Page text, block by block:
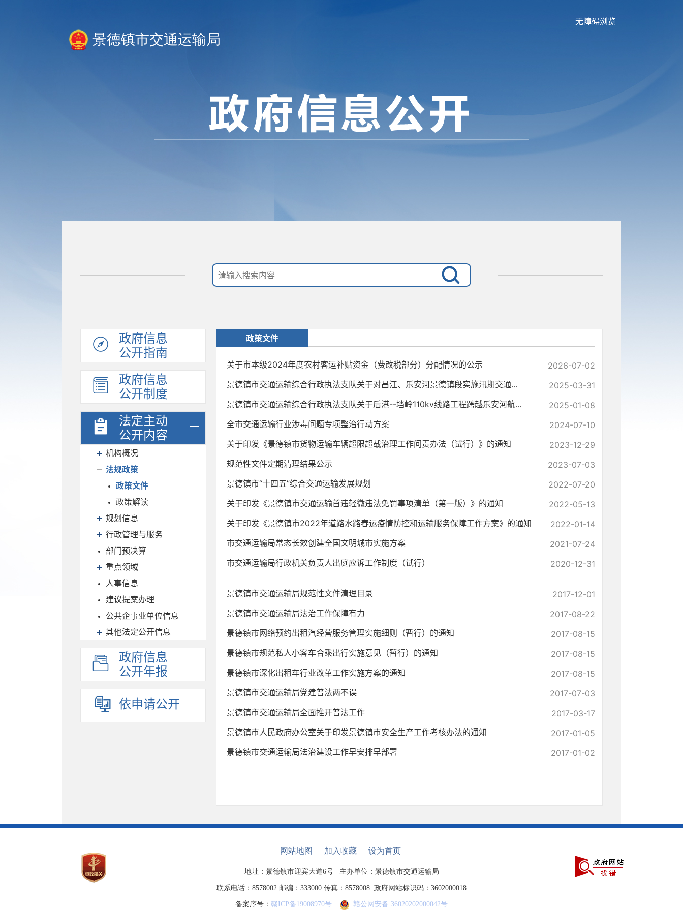
景德镇市交通运输局
无障碍浏览
政府信息
公开指南
政府信息
公开制度
法定主动
公开内容
机构概况
法规政策
政策文件
政策解读
规划信息
行政管理与服务
部门预决算
重点领域
人事信息
建议提案办理
公共企事业单位信息
其他法定公开信息
政府信息
公开年报
依申请公开
政策文件
关于市本级2024年度农村客运补贴资金（费改税部分）分配情况的公示
2026-07-02
景德镇市交通运输综合行政执法支队关于对昌江、乐安河景德镇段实施汛期交通...
2025-03-31
景德镇市交通运输综合行政执法支队关于后港--垱岭110kv线路工程跨越乐安河航...
2025-01-08
全市交通运输行业涉毒问题专项整治行动方案
2024-07-10
关于印发《景德镇市货物运输车辆超限超载治理工作问责办法（试行）》的通知
2023-12-29
规范性文件定期清理结果公示
2023-07-03
景德镇市“十四五”综合交通运输发展规划
2022-07-20
关于印发《景德镇市交通运输首违轻微违法免罚事项清单（第一版）》的通知
2022-05-13
关于印发《景德镇市2022年道路水路春运疫情防控和运输服务保障工作方案》的通知
2022-01-14
市交通运输局常态长效创建全国文明城市实施方案
2021-07-24
市交通运输局行政机关负责人出庭应诉工作制度（试行）
2020-12-31
景德镇市交通运输局规范性文件清理目录
2017-12-01
景德镇市交通运输局法治工作保障有力
2017-08-22
景德镇市网络预约出租汽经营服务管理实施细则（暂行）的通知
2017-08-15
景德镇市规范私人小客车合乘出行实施意见（暂行）的通知
2017-08-15
景德镇市深化出租车行业改革工作实施方案的通知
2017-08-15
景德镇市交通运输局党建普法两不误
2017-07-03
景德镇市交通运输局全面推开普法工作
2017-03-17
景德镇市人民政府办公室关于印发景德镇市安全生产工作考核办法的通知
2017-01-05
景德镇市交通运输局法治建设工作早安排早部署
2017-01-02
网站地图 | 加入收藏 | 设为首页
地址：景德镇市迎宾大道6号 主办单位：景德镇市交通运输局
联系电话：8578002 邮编：333000 传真：8578008 政府网站标识码：3602000018
备案序号： 赣ICP备19008970号 赣公网安备 36020202000042号